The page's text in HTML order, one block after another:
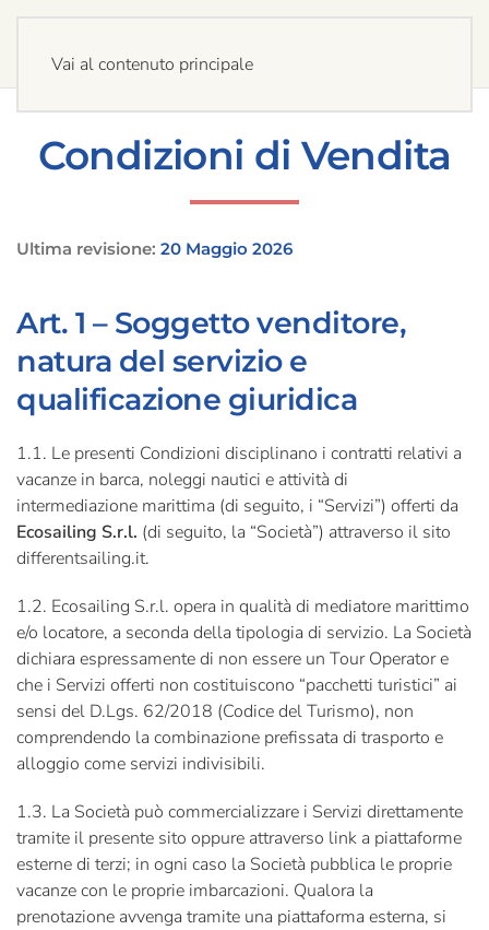
Vai al contenuto principale
Condizioni di Vendita
Ultima revisione: 20 Maggio 2026
Art. 1 – Soggetto venditore,
natura del servizio e
qualificazione giuridica
1.1. Le presenti Condizioni disciplinano i contratti relativi a
vacanze in barca, noleggi nautici e attività di
intermediazione marittima (di seguito, i “Servizi”) offerti da
Ecosailing S.r.l. (di seguito, la “Società”) attraverso il sito
differentsailing.it.
1.2. Ecosailing S.r.l. opera in qualità di mediatore marittimo
e/o locatore, a seconda della tipologia di servizio. La Società
dichiara espressamente di non essere un Tour Operator e
che i Servizi offerti non costituiscono “pacchetti turistici” ai
sensi del D.Lgs. 62/2018 (Codice del Turismo), non
comprendendo la combinazione prefissata di trasporto e
alloggio come servizi indivisibili.
1.3. La Società può commercializzare i Servizi direttamente
tramite il presente sito oppure attraverso link a piattaforme
esterne di terzi; in ogni caso la Società pubblica le proprie
vacanze con le proprie imbarcazioni. Qualora la
prenotazione avvenga tramite una piattaforma esterna, si